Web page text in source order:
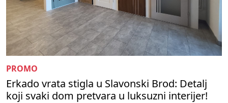
PROMO
Erkado vrata stigla u Slavonski Brod: Detalj
koji svaki dom pretvara u luksuzni interijer!